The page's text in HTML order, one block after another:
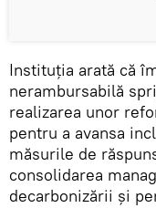
Instituția arată că
nerambursabilă
realizarea unor
pentru a avansa
măsurile de
consolidarea
decarbonizării şi